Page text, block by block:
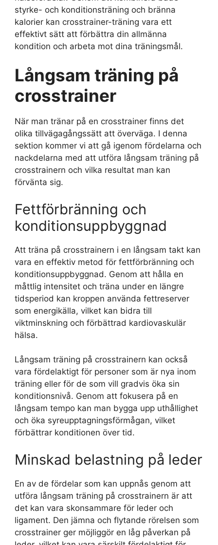
styrke- och konditionsträning och bränna
kalorier kan crosstrainer-träning vara ett
effektivt sätt att förbättra din allmänna
kondition och arbeta mot dina träningsmål.
Långsam träning på
crosstrainer
När man tränar på en crosstrainer finns det
olika tillvägagångssätt att överväga. I denna
sektion kommer vi att gå igenom fördelarna och
nackdelarna med att utföra långsam träning på
crosstrainern och vilka resultat man kan
förvänta sig.
Fettförbränning och
konditionsuppbyggnad
Att träna på crosstrainern i en långsam takt kan
vara en effektiv metod för fettförbränning och
konditionsuppbyggnad. Genom att hålla en
måttlig intensitet och träna under en längre
tidsperiod kan kroppen använda fettreserver
som energikälla, vilket kan bidra till
viktminskning och förbättrad kardiovaskulär
hälsa.
Långsam träning på crosstrainern kan också
vara fördelaktigt för personer som är nya inom
träning eller för de som vill gradvis öka sin
konditionsnivå. Genom att fokusera på en
långsam tempo kan man bygga upp uthållighet
och öka syreupptagningsförmågan, vilket
förbättrar konditionen över tid.
Minskad belastning på leder
En av de fördelar som kan uppnås genom att
utföra långsam träning på crosstrainern är att
det kan vara skonsammare för leder och
ligament. Den jämna och flytande rörelsen som
crosstrainer ger möjliggör en låg påverkan på